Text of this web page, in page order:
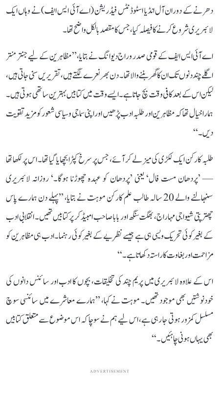
دھرنے کے دوران آل انڈیا اسٹوڈنٹس فیڈریشن (اے آئی ایس ایف) نے وہاں ایک
لائبریری شروع کرنے کا فیصلہ کیا، جس کا مقصد بالکل واضح تھا۔
اے آئی ایس ایف کے قومی صدر وراج دیوانگ نے بتایا، ’’مظاہرین کے لیے جنتر منتر
اگلے چند دنوں تک ان کا گھر بننے والا تھا۔ دن بھر نعرے لگتے ہیں، تقریریں سنی جاتی ہیں،
لیکن اس کے بعد کافی وقت بچ جاتا ہے۔ ایسے وقت میں کتابیں بہترین ساتھی ہوتی ہیں۔
ہمارا خیال تھا کہ مظاہرین اور طلبہ ادب پڑھیں اور اپنی سماجی و سیاسی شعور کو مزید تقویت
دیں۔‘‘
طلبہ کارکن ایک لکڑی کی میز لے کر آئے، جس پر سرخ کپڑا بچھایا گیا تھا۔ اس پر لکھا تھا
— ’پردھان مست فال‘ یعنی ’پردھان کو عہدہ چھوڑنا ہوگا۔‘ روزانہ لائبریری
سنبھالنے والے 20 سالہ طالب علم کارکن موہت نے بتایا، ’’پہلے دن ہمارے پاس
چھترپتی شیواجی مہاراج، بھگت سنگھ اور بابا صاحب امبیڈکر پر کتابیں تھیں۔ انقلابی ادب
کے بغیر کوئی تحریک ویسی ہی ہے جیسے نظریے کے بغیر کوئی رہنما۔ ادب ہی مظاہرین کو
مزاحمت اور بغاوت کا راستہ دکھاتا ہے۔‘‘
اس کے علاوہ لائبریری میں پریم چند کی تخلیقات، بچوں کا ادب اور سائنس دانوں کی
خودنوشتیں بھی موجود تھیں۔ موہت نے کہا، ’’ہمارے معاشرے میں سائنسی سوچ
مسلسل کمزور ہوتی جا رہی ہے، اس لیے ہم نے سوچا کہ اس موضوع سے متعلق کتابیں
بھی یہاں ہونی چاہئیں۔‘‘
ADVERTISEMENT